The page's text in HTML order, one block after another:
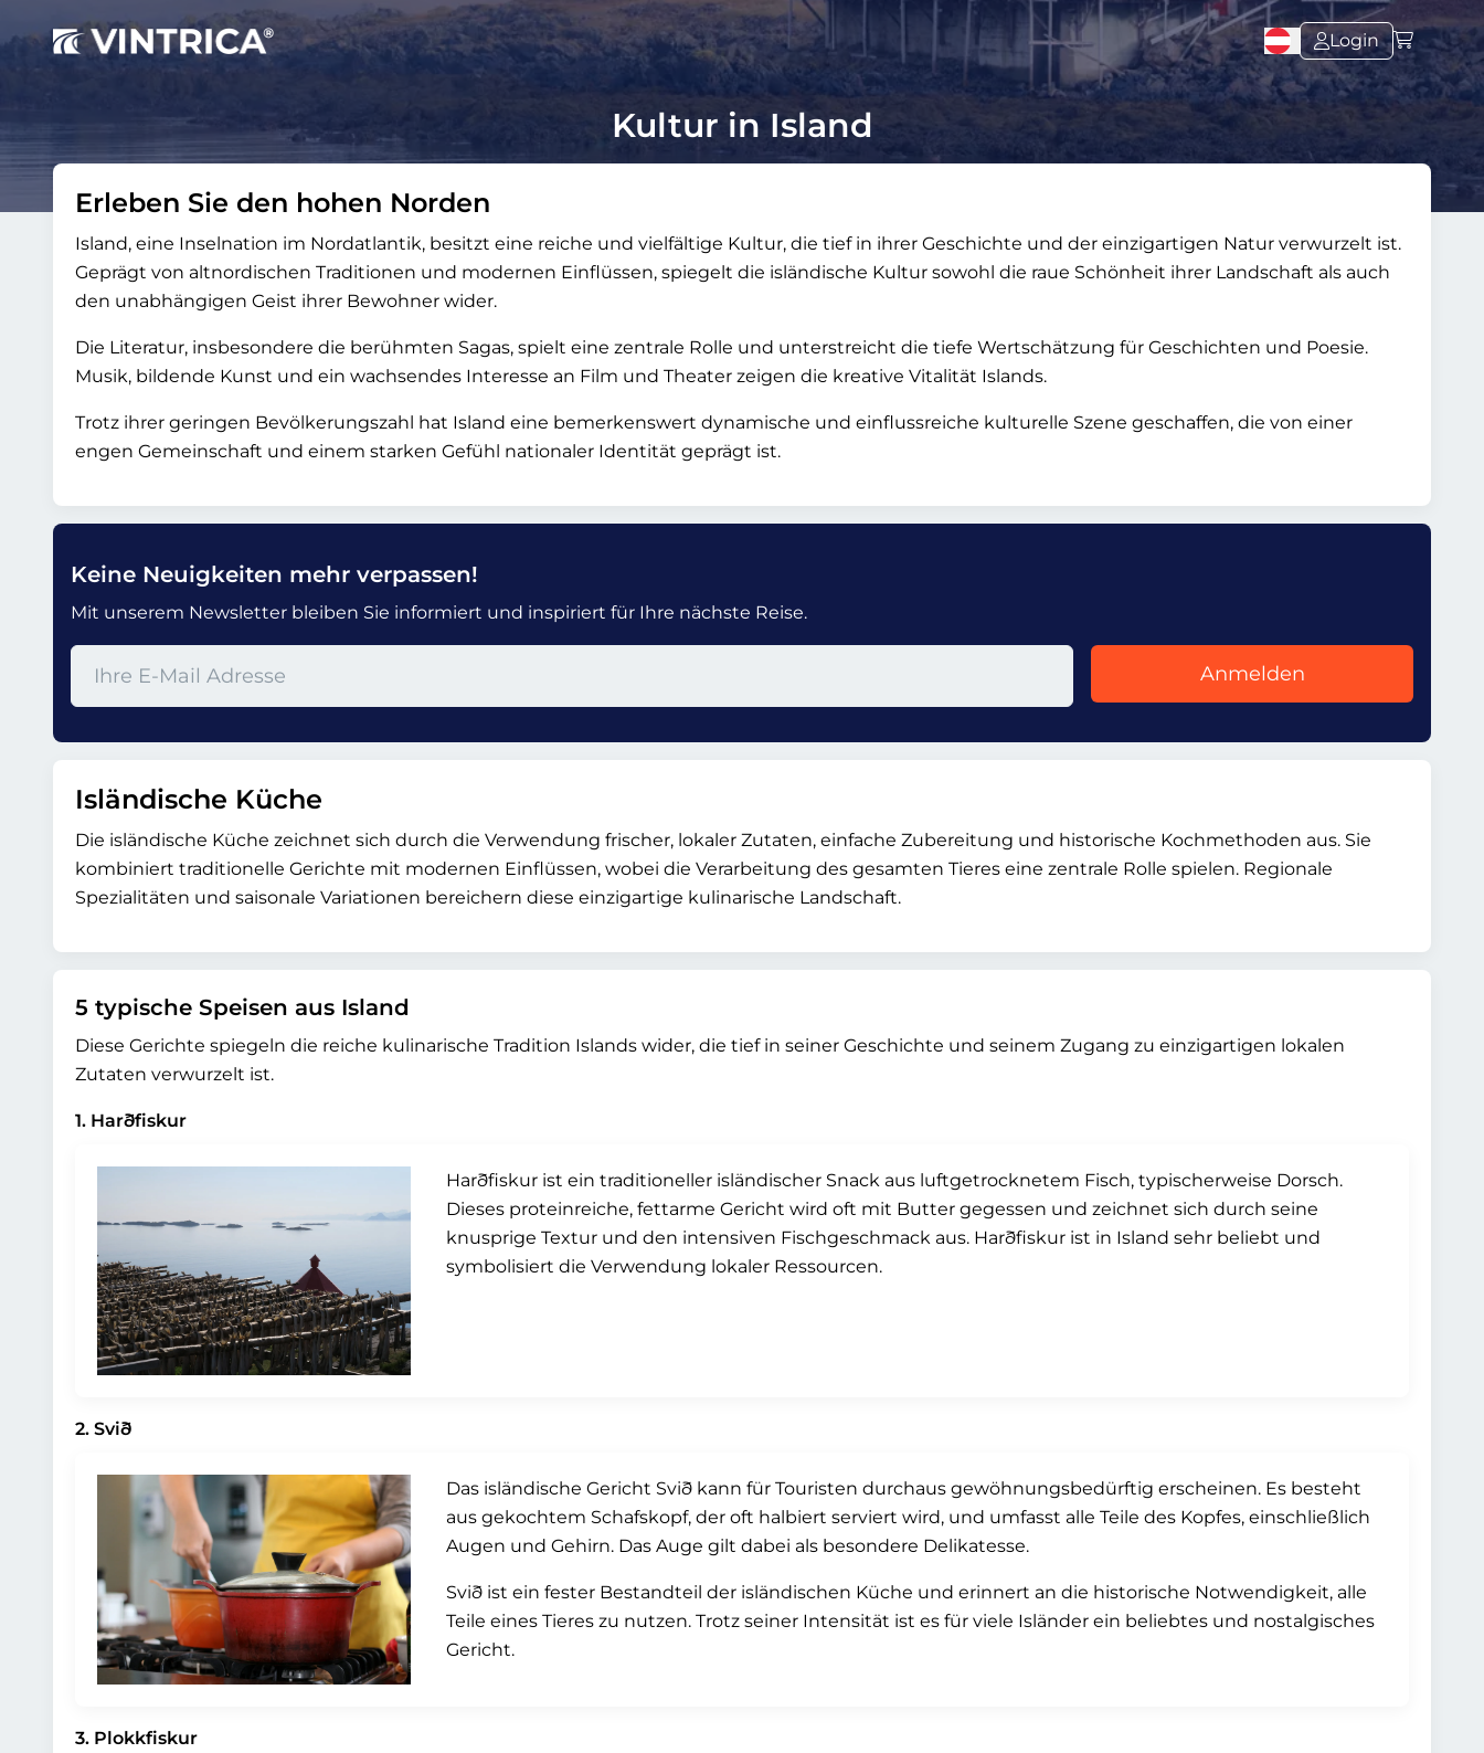
Login
Kultur in Island
Erleben Sie den hohen Norden
Island, eine Inselnation im Nordatlantik, besitzt eine reiche und vielfältige Kultur, die tief in ihrer Geschichte und der einzigartigen Natur verwurzelt ist.
Geprägt von altnordischen Traditionen und modernen Einflüssen, spiegelt die isländische Kultur sowohl die raue Schönheit ihrer Landschaft als auch
den unabhängigen Geist ihrer Bewohner wider.
Die Literatur, insbesondere die berühmten Sagas, spielt eine zentrale Rolle und unterstreicht die tiefe Wertschätzung für Geschichten und Poesie.
Musik, bildende Kunst und ein wachsendes Interesse an Film und Theater zeigen die kreative Vitalität Islands.
Trotz ihrer geringen Bevölkerungszahl hat Island eine bemerkenswert dynamische und einflussreiche kulturelle Szene geschaffen, die von einer
engen Gemeinschaft und einem starken Gefühl nationaler Identität geprägt ist.
Keine Neuigkeiten mehr verpassen!
Mit unserem Newsletter bleiben Sie informiert und inspiriert für Ihre nächste Reise.
Anmelden
Isländische Küche
Die isländische Küche zeichnet sich durch die Verwendung frischer, lokaler Zutaten, einfache Zubereitung und historische Kochmethoden aus. Sie
kombiniert traditionelle Gerichte mit modernen Einflüssen, wobei die Verarbeitung des gesamten Tieres eine zentrale Rolle spielen. Regionale
Spezialitäten und saisonale Variationen bereichern diese einzigartige kulinarische Landschaft.
5 typische Speisen aus Island
Diese Gerichte spiegeln die reiche kulinarische Tradition Islands wider, die tief in seiner Geschichte und seinem Zugang zu einzigartigen lokalen
Zutaten verwurzelt ist.
1. Harðfiskur
Harðfiskur ist ein traditioneller isländischer Snack aus luftgetrocknetem Fisch, typischerweise Dorsch.
Dieses proteinreiche, fettarme Gericht wird oft mit Butter gegessen und zeichnet sich durch seine
knusprige Textur und den intensiven Fischgeschmack aus. Harðfiskur ist in Island sehr beliebt und
symbolisiert die Verwendung lokaler Ressourcen.
2. Svið
Das isländische Gericht Svið kann für Touristen durchaus gewöhnungsbedürftig erscheinen. Es besteht
aus gekochtem Schafskopf, der oft halbiert serviert wird, und umfasst alle Teile des Kopfes, einschließlich
Augen und Gehirn. Das Auge gilt dabei als besondere Delikatesse.
Svið ist ein fester Bestandteil der isländischen Küche und erinnert an die historische Notwendigkeit, alle
Teile eines Tieres zu nutzen. Trotz seiner Intensität ist es für viele Isländer ein beliebtes und nostalgisches
Gericht.
3. Plokkfiskur